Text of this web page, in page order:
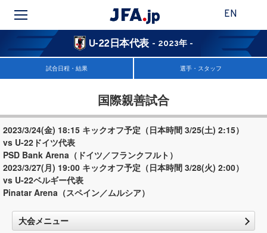
EN
U-22日本代表 - 2023年 -
試合日程・結果 選手・スタッフ
国際親善試合
2023/3/24(金) 18:15 キックオフ予定（日本時間 3/25(土) 2:15）
vs U-22ドイツ代表
PSD Bank Arena（ドイツ／フランクフルト）
2023/3/27(月) 19:00 キックオフ予定（日本時間 3/28(火) 2:00）
vs U-22ベルギー代表
Pinatar Arena（スペイン／ムルシア）
大会メニュー